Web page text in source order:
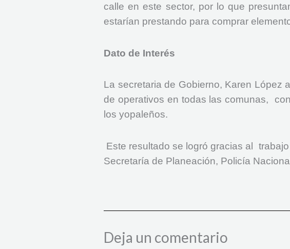
calle en este sector, por lo que
estarían prestando para comprar
Dato de Interés
La secretaria de Gobierno, Karen López
de operativos en todas las comunas,
los yopaleños.
Este resultado se logró gracias al
Secretaría de Planeación, Policía
Deja un comentario